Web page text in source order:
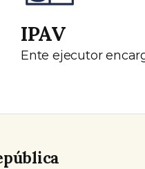
IPAV
Ente ejecutor